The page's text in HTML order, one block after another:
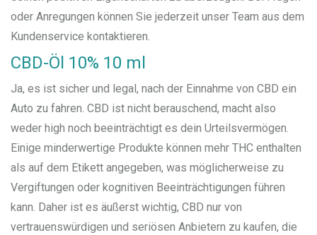
oder Anregungen können Sie jederzeit unser Team aus dem
Kundenservice kontaktieren.
CBD-Öl 10% 10 ml
Ja, es ist sicher und legal, nach der Einnahme von CBD ein
Auto zu fahren. CBD ist nicht berauschend, macht also
weder high noch beeinträchtigt es dein Urteilsvermögen.
Einige minderwertige Produkte können mehr THC enthalten
als auf dem Etikett angegeben, was möglicherweise zu
Vergiftungen oder kognitiven Beeinträchtigungen führen
kann. Daher ist es äußerst wichtig, CBD nur von
vertrauenswürdigen und seriösen Anbietern zu kaufen, die